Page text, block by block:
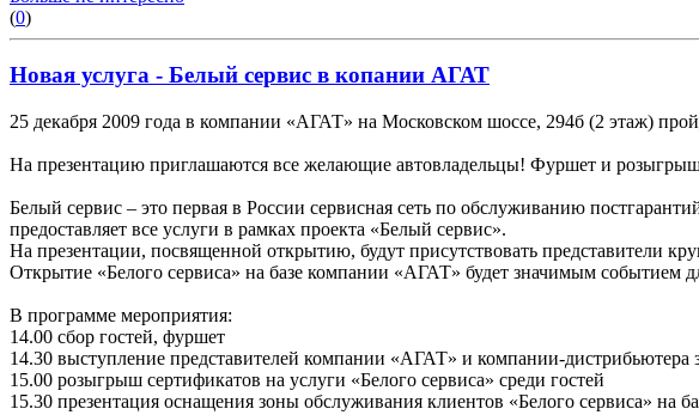
(0)
Новая услуга - Белый сервис в копании АГАТ
25 декабря 2009 года в компании «АГАТ» на Московском шоссе, 294б (2 этаж)
На презентацию приглашаются все желающие автовладельцы! Фуршет и розыгрыш
Белый сервис – это первая в России сервисная сеть по обслуживанию
предоставляет все услуги в рамках проекта «Белый сервис».
На презентации, посвященной открытию, будут присутствовать представители
Открытие «Белого сервиса» на базе компании «АГАТ» будет значимым событием
В программе мероприятия:
14.00 сбор гостей, фуршет
14.30 выступление представителей компании «АГАТ» и компании-дистрибьютера
15.00 розыгрыш сертификатов на услуги «Белого сервиса» среди гостей
15.30 презентация оснащения зоны обслуживания клиентов «Белого сервиса» на